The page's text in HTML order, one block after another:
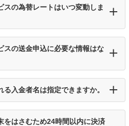
スの為替レートはいつ変動しま
スの送金申込に必要な情報はな
入金者名は指定できますか。
をはさむため24時間以内に決済